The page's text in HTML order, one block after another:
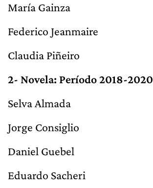
María Gainza
Federico Jeanmaire
Claudia Piñeiro
2- Novela: Período 2018-2020
Selva Almada
Jorge Consiglio
Daniel Guebel
Eduardo Sacheri